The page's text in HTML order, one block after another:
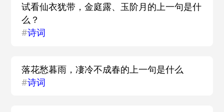
试看仙衣犹带，金庭露、玉阶月的上一句是什
么？
#诗词
落花愁暮雨，凄冷不成春的上一句是什么
#诗词